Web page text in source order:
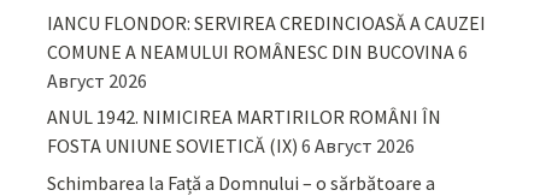
IANCU FLONDOR: SERVIREA CREDINCIOASĂ A CAUZEI
COMUNE A NEAMULUI ROMÂNESC DIN BUCOVINA6
Август 2026
ANUL 1942. NIMICIREA MARTIRILOR ROMÂNI ÎN
FOSTA UNIUNE SOVIETICĂ (IX) 6 Август 2026
Schimbarea la Față a Domnului – o sărbătoare a